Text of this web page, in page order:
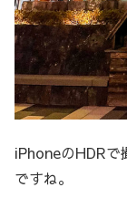
iPhoneのHDRで
ですね。